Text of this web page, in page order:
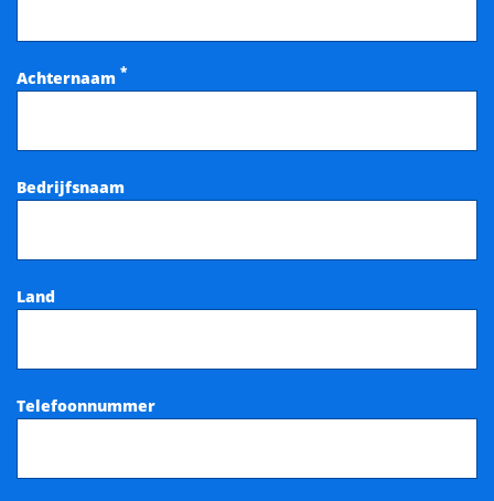
Achternaam *
Bedrijfsnaam
Land
Telefoonnummer